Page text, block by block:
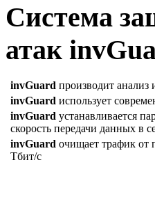
Система
атак
invGuard производит анализ
invGuard использует
invGuard устанавливается
скорость передачи данных в
invGuard очищает трафик от
Тбит/с